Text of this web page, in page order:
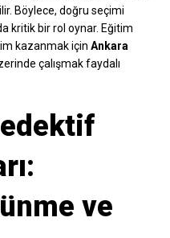
Böylece, doğru seçimi
kritik bir rol oynar. Eğitim
kazanmak içinAnkara
çalışmak faydalı
ve